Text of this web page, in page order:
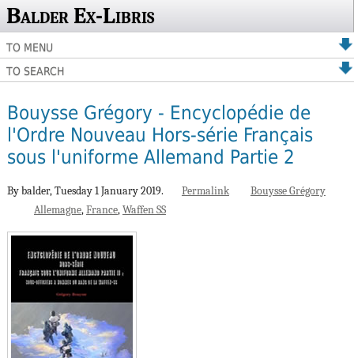
Balder Ex-Libris
TO MENU
TO SEARCH
Bouysse Grégory - Encyclopédie de
l'Ordre Nouveau Hors-série Français
sous l'uniforme Allemand Partie 2
By balder,Tuesday 1 January 2019. Permalink
Bouysse Grégory
Allemagne France Waffen SS